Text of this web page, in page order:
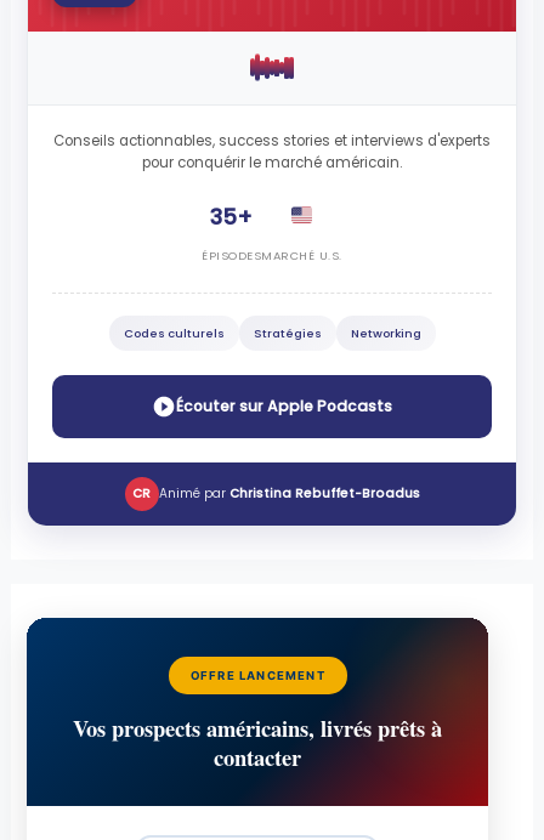
Conseils actionnables, success stories et interviews d'experts
pour conquérir le marché américain.
35+
ÉPISODESMARCHÉ U.S.
Codes culturels Stratégies Networking
Écouter sur Apple Podcasts
CR Animé par Christina Rebuffet-Broadus
OFFRE LANCEMENT
Vos prospects américains, livrés prêts à
contacter